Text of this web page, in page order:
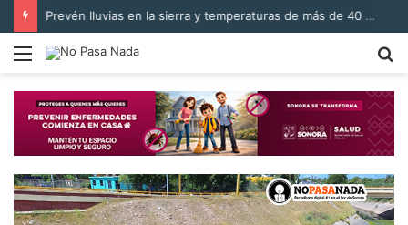
Prevén lluvias en la sierra y temperaturas de más de 40 °C en Sonora
Menú